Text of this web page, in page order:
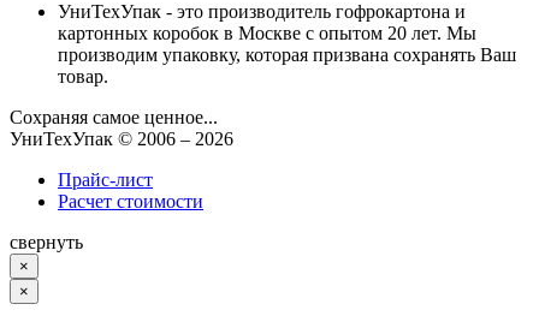
УниТехУпак - это производитель гофрокартона и
картонных коробок в Москве с опытом 20 лет. Мы
производим упаковку, которая призвана сохранять Ваш
товар.
Сохраняя самое ценное...
УниТехУпак © 2006 – 2026
Прайс-лист
Расчет стоимости
свернуть
×
×